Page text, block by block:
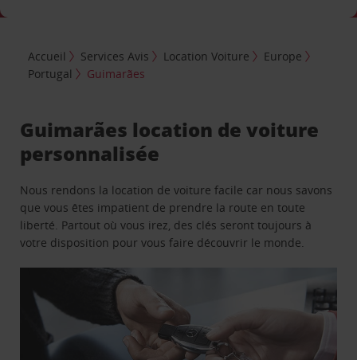
Accueil Services Avis Location Voiture
Europe
Portugal
Guimarães
Guimarães location de voiture
personnalisée
Nous rendons la location de voiture facile car nous savons
que vous êtes impatient de prendre la route en toute
liberté. Partout où vous irez, des clés seront toujours à
votre disposition pour vous faire découvrir le monde.